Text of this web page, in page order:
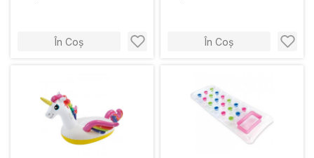
În Coș În Coș